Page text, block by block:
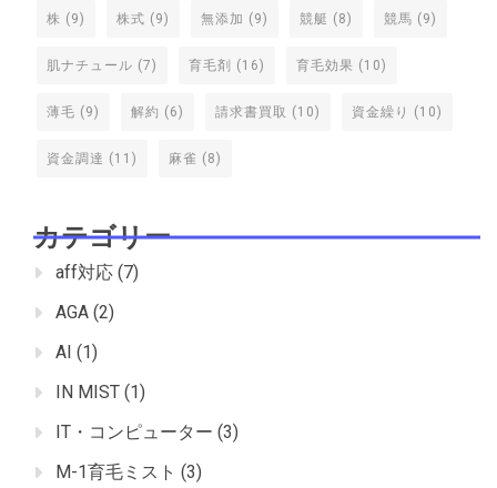
株 (9) 株式 (9) 無添加 (9) 競艇 (8) 競馬 (9)
肌ナチュール (7) 育毛剤 (16) 育毛効果 (10)
薄毛 (9) 解約 (6) 請求書買取 (10) 資金繰り (10)
資金調達 (11) 麻雀 (8)
カテゴリー
aff対応 (7)
AGA (2)
AI (1)
IN MIST (1)
IT・コンピューター (3)
M-1育毛ミスト (3)